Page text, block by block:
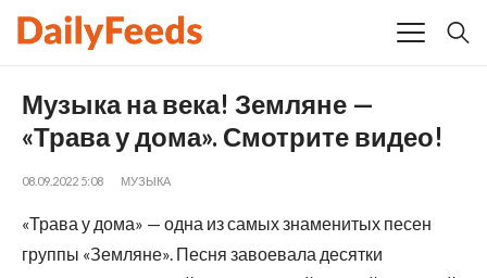
Музыка на века! Земляне —
«Трава у дома». Смотрите видео!
08.09.2022 5:08 МУЗЫКА
«Трава у дома» — одна из самых знаменитых песен
группы «Земляне». Песня завоевала десятки